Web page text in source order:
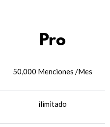
Pro
50,000 Menciones /Mes
ilimitado